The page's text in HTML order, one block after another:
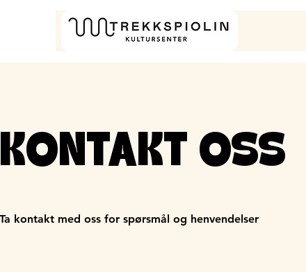
KONTAKT OSS
Ta kontakt med oss for spørsmål og henvendelser